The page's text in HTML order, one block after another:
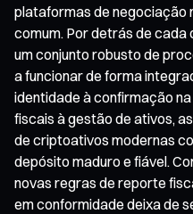
plataformas de
comum. Por detrás de
um conjunto robusto de
a funcionar de forma
identidade à confirmação
fiscais à gestão de ativos,
de criptoativos modernas
depósito maduro e fiável.
novas regras de reporte
em conformidade deixa de